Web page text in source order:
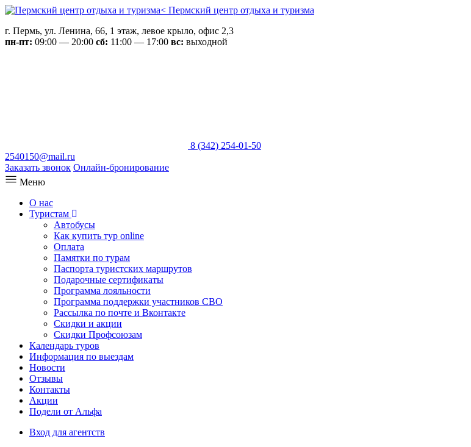
Пермский центр отдыха и туризма
г. Пермь, ул. Ленина, 66, 1 этаж, левое крыло, офис 2,3
пн-пт: 09:00 — 20:00 сб: 11:00 — 17:00 вс: выходной
8 (342) 254-01-50
2540150@mail.ru
Заказать звонок Онлайн-бронирование
Меню
О нас
Туристам
Автобусы
Как купить тур online
Оплата
Памятки по турам
Паспорта туристских маршрутов
Подарочные сертификаты
Программа лояльности
Программа поддержки участников СВО
Рассылка по почте и Вконтакте
Скидки и акции
Скидки Профсоюзам
Календарь туров
Информация по выездам
Новости
Отзывы
Контакты
Акции
Подели от Альфа
Вход для агентств